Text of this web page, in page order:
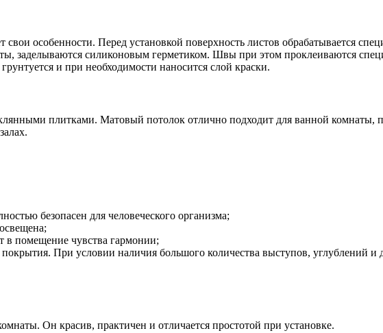
особенности. Перед установкой поверхность листов обрабатывается
заделываются силиконовым герметиком. Швы при этом проклеиваются
и при необходимости наносится слой краски.
плитками. Матовый потолок отлично подходит для ванной комнаты,
безопасен для человеческого организма;
в помещение чувства гармонии;
При условии наличия большого количества выступов, углублений и
Он красив, практичен и отличается простотой при установке.